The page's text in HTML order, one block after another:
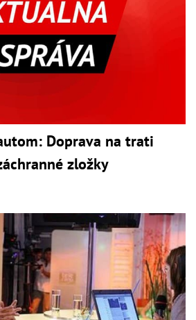
Doprava na trati
zložky